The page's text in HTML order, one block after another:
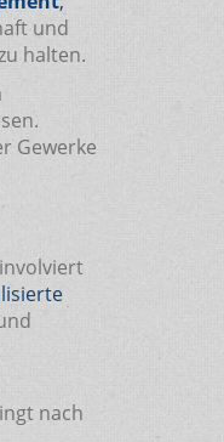
und
halten.
Gewerke
nach